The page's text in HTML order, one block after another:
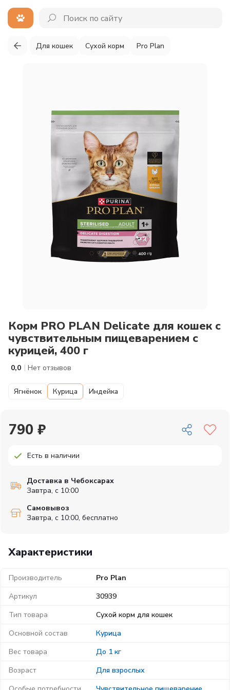
Для кошек Сухой корм Pro Plan
Корм PRO PLAN Delicate для кошек с
чувствительным пищеварением с
курицей, 400 г
0,0 | Нет отзывов
Ягнёнок Курица Индейка
Характеристики
Производитель
Pro Plan
Артикул
30939
Тип товара
Сухой корм для кошек
Основной состав
Курица
Вес товара
До 1 кг
Возраст
Для взрослых
790 ₽
Есть в наличии
Доставка в Чебоксарах
Завтра, с 10:00
Самовывоз
Завтра, с 10:00, бесплатно